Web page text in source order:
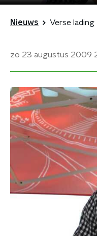
Nieuws Verse
zo 23 augustus 2009